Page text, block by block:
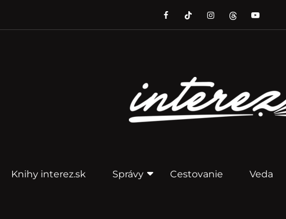
Knihy interez.sk Správy Cestovanie Veda